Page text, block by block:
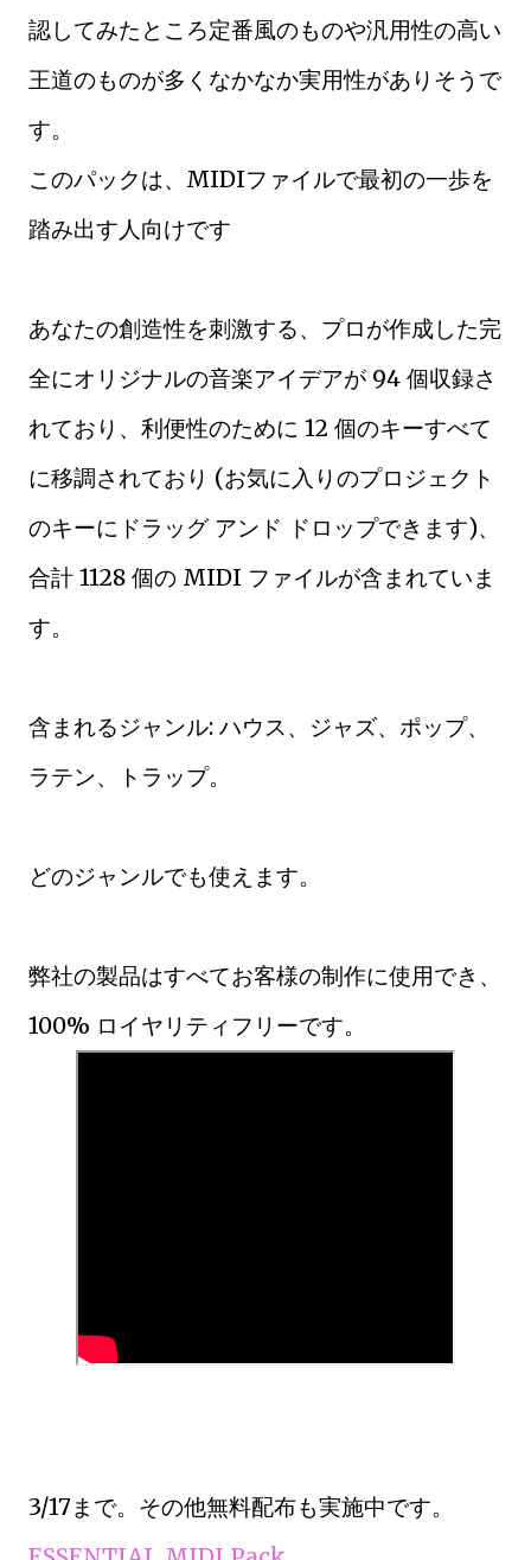
認してみたところ定番風のものや汎用性の高い
王道のものが多くなかなか実用性がありそうで
す。
このパックは、MIDIファイルで最初の一歩を
踏み出す人向けです
あなたの創造性を刺激する、プロが作成した完
全にオリジナルの音楽アイデアが 94 個収録さ
れており、利便性のために 12 個のキーすべて
に移調されており (お気に入りのプロジェクト
のキーにドラッグ アンド ドロップできます)、
合計 1128 個の MIDI ファイルが含まれていま
す。
含まれるジャンル: ハウス、ジャズ、ポップ、
ラテン、トラップ。
どのジャンルでも使えます。
弊社の製品はすべてお客様の制作に使用でき、
100% ロイヤリティフリーです。
3/17まで。その他無料配布も実施中です。